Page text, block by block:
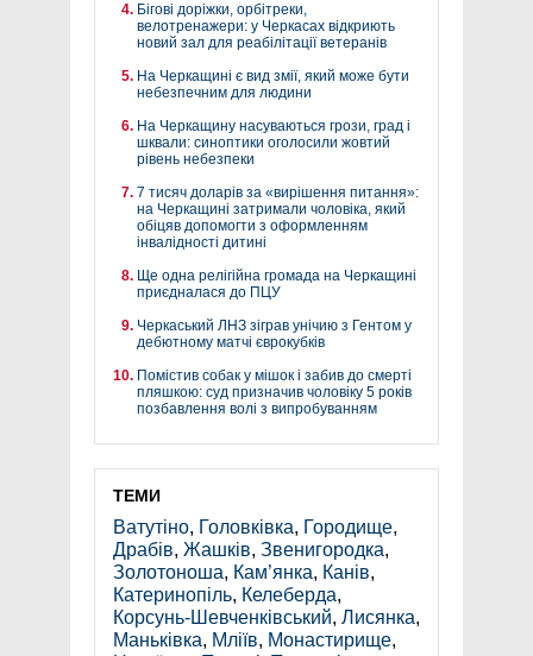
Бігові доріжки, орбітреки,
велотренажери: у Черкасах відкриють
новий зал для реабілітації ветеранів
На Черкащині є вид змії, який може бути
небезпечним для людини
На Черкащину насуваються грози, град і
шквали: синоптики оголосили жовтий
рівень небезпеки
7 тисяч доларів за «вирішення питання»:
на Черкащині затримали чоловіка, який
обіцяв допомогти з оформленням
інвалідності дитині
Ще одна релігійна громада на Черкащині
приєдналася до ПЦУ
Черкаський ЛНЗ зіграв унічию з Гентом у
дебютному матчі єврокубків
Помістив собак у мішок і забив до смерті
пляшкою: суд призначив чоловіку 5 років
позбавлення волі з випробуванням
ТЕМИ
Ватутіно, Головківка, Городище,
Драбів, Жашків, Звенигородка,
Золотоноша, Кам’янка, Канів,
Катеринопіль, Келеберда,
Корсунь-Шевченківський, Лисянка,
Маньківка, Мліїв, Монастирище,